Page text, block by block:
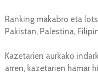
Ranking makabro eta
Pakistan, Palestina,
Kazetarien aurkako
arren, kazetarien hamar